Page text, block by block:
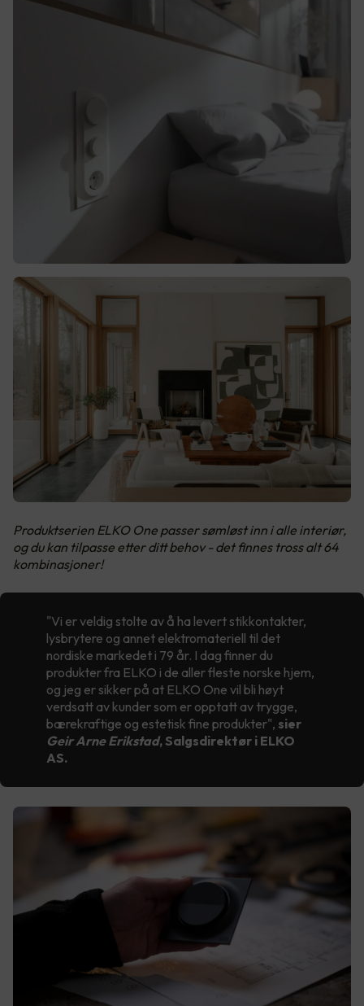
Produktserien ELKO One passer sømløst inn i alle interiør,
og du kan tilpasse etter ditt behov - det finnes tross alt 64
kombinasjoner!
"Vi er veldig stolte av å ha levert stikkontakter,
lysbrytere og annet elektromateriell til det
nordiske markedet i 79 år. I dag finner du
produkter fra ELKO i de aller fleste norske hjem,
og jeg er sikker på at ELKO One vil bli høyt
verdsatt av kunder som er opptatt av trygge,
bærekraftige og estetisk fine produkter", sier
Geir Arne Erikstad, Salgsdirektør i ELKO
AS.